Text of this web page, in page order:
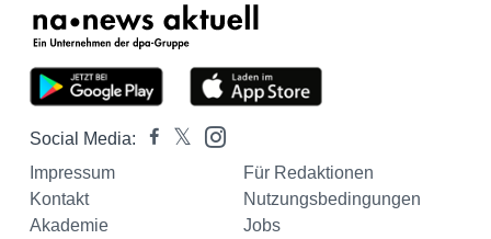
Social Media:
Impressum
Für Redaktionen
Kontakt
Nutzungsbedingungen
Akademie
Jobs